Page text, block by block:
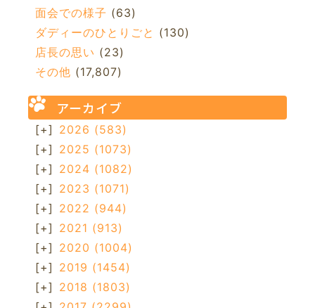
面会での様子 (63)
ダディーのひとりごと (130)
店長の思い (23)
その他 (17,807)
アーカイブ
[+] 2026 (583)
[+] 2025 (1073)
[+] 2024 (1082)
[+] 2023 (1071)
[+] 2022 (944)
[+] 2021 (913)
[+] 2020 (1004)
[+] 2019 (1454)
[+] 2018 (1803)